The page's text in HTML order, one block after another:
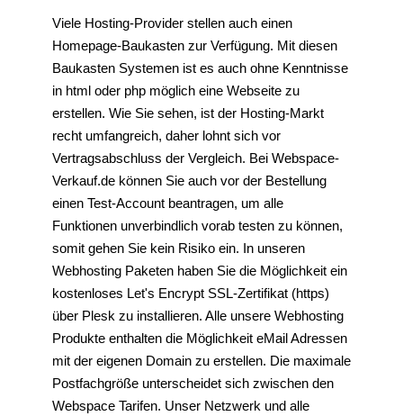
Viele Hosting-Provider stellen auch einen
Homepage-Baukasten zur Verfügung. Mit diesen
Baukasten Systemen ist es auch ohne Kenntnisse
in html oder php möglich eine Webseite zu
erstellen. Wie Sie sehen, ist der Hosting-Markt
recht umfangreich, daher lohnt sich vor
Vertragsabschluss der Vergleich. Bei Webspace-
Verkauf.de können Sie auch vor der Bestellung
einen Test-Account beantragen, um alle
Funktionen unverbindlich vorab testen zu können,
somit gehen Sie kein Risiko ein. In unseren
Webhosting Paketen haben Sie die Möglichkeit ein
kostenloses Let's Encrypt SSL-Zertifikat (https)
über Plesk zu installieren. Alle unsere Webhosting
Produkte enthalten die Möglichkeit eMail Adressen
mit der eigenen Domain zu erstellen. Die maximale
Postfachgröße unterscheidet sich zwischen den
Webspace Tarifen. Unser Netzwerk und alle